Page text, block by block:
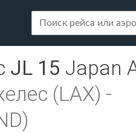
JL 15 Japan
(LAX) -